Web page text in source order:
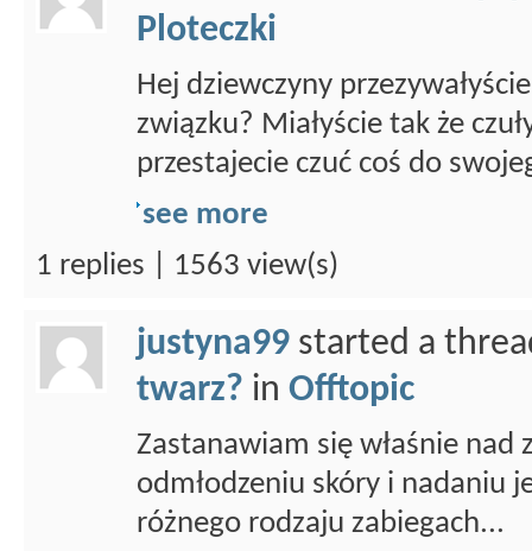
Ploteczki
Hej dziewczyny
związku? Miałyście tak że
przestajecie czuć coś do
see more
1 replies | 1563 view(s)
justyna99 started a
twarz? in Offtopic
Zastanawiam się właśnie
odmłodzeniu skóry i nadaniu
różnego rodzaju zabiegach...